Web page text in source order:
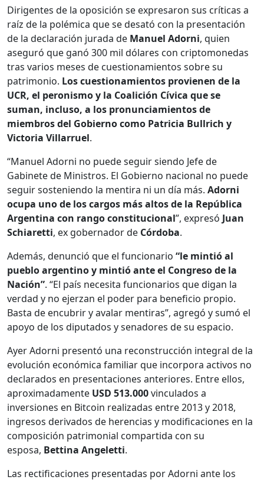
Dirigentes de la oposición se expresaron sus críticas a
raíz de la polémica que se desató con la presentación
de la declaración jurada de Manuel Adorni, quien
aseguró que ganó 300 mil dólares con criptomonedas
tras varios meses de cuestionamientos sobre su
patrimonio. Los cuestionamientos provienen de la
UCR, el peronismo y la Coalición Cívica que se
suman, incluso, a los pronunciamientos de
miembros del Gobierno como Patricia Bullrich y
Victoria Villarruel.
“Manuel Adorni no puede seguir siendo Jefe de
Gabinete de Ministros. El Gobierno nacional no puede
seguir sosteniendo la mentira ni un día más. Adorni
ocupa uno de los cargos más altos de la República
Argentina con rango constitucional”, expresó Juan
Schiaretti, ex gobernador de Córdoba.
Además, denunció que el funcionario “le mintió al
pueblo argentino y mintió ante el Congreso de la
Nación”. “El país necesita funcionarios que digan la
verdad y no ejerzan el poder para beneficio propio.
Basta de encubrir y avalar mentiras”, agregó y sumó el
apoyo de los diputados y senadores de su espacio.
Ayer Adorni presentó una reconstrucción integral de la
evolución económica familiar que incorpora activos no
declarados en presentaciones anteriores. Entre ellos,
aproximadamente USD 513.000vinculados a
inversiones en Bitcoin realizadas entre 2013 y 2018,
ingresos derivados de herencias y modificaciones en la
composición patrimonial compartida con su
esposa, Bettina Angeletti.
Las rectificaciones presentadas por Adorni ante los